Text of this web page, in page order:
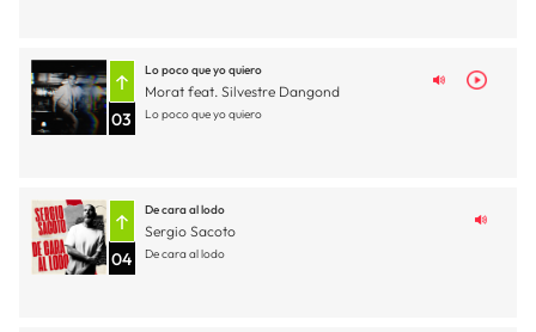
03
Lo poco que yo quiero
Morat feat. Silvestre Dangond
Lo poco que yo quiero
04
De cara al lodo
Sergio Sacoto
De cara al lodo